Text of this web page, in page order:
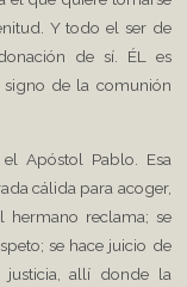
Y todo el ser de
de sí. ÉL es
signo de la comunión
Apóstol Pablo. Esa
cálida para acoger,
hermano reclama; se
se hace juicio de
justicia, allí donde la